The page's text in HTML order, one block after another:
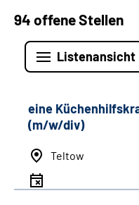
94 offene Stellen
Listenansicht
eine
(m/w/div)
Teltow